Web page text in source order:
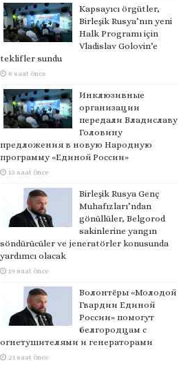
Kapsayıcı örgütler,
Birleşik Rusya’nın yeni
Halk Programı için
Vladislav Golovin’e
teklifler sundu
8 saat önce
Инклюзивные
организации
передали Владиславу
Головину
предложения в новую Народную
программу «Единой России»
13 saat önce
Birleşik Rusya Genç
Muhafızları’ndan
gönüllüler, Belgorod
sakinlerine yangın
söndürücüler ve jeneratörler konusunda
yardımcı olacak
19 saat önce
Волонтёры «Молодой
Гвардии Единой
России» помогут
белгородцам с
огнетушителями и генераторами
21 saat önce